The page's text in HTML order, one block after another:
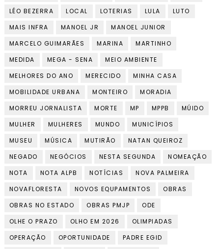
LÉO BEZERRA
LOCAL LOTERIAS LULA
LUTO
MAIS INFRA
MANOEL JR
MANOEL JUNIOR
MARCELO GUIMARÃES
MARINA
MARTINHO
MEDIDA
MEGA - SENA
MEIO AMBIENTE
MELHORES DO ANO
MERECIDO
MINHA CASA
MOBILIDADE URBANA
MONTEIRO
MORADIA
MORREU JORNALISTA
MORTE MP MPPB
MÚIDO
MULHER
MULHERES MUNDO
MUNICÍPIOS
MUSEU
MÚSICA MUTIRÃO
NATAN QUEIROZ
NEGADO
NEGÓCIOS NESTA SEGUNDA
NOMEAÇÃO
NOTA
NOTA ALPB NOTÍCIAS
NOVA PALMEIRA
NOVAFLORESTA
NOVOS EQUPAMENTOS
OBRAS
OBRAS NO ESTADO
OBRAS PMJP
ODE
OLHE O PRAZO
OLHO EM 2026
OLIMPIADAS
OPERAÇÃO
OPORTUNIDADE
PADRE EGID